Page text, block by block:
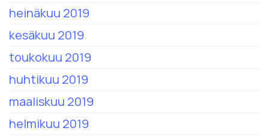
heinäkuu 2019
kesäkuu 2019
toukokuu 2019
huhtikuu 2019
maaliskuu 2019
helmikuu 2019